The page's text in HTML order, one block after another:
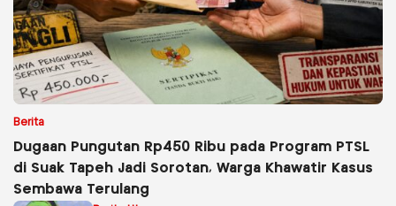
Berita
Dugaan Pungutan Rp450 Ribu pada Program PTSL
di Suak Tapeh Jadi Sorotan, Warga Khawatir Kasus
Sembawa Terulang